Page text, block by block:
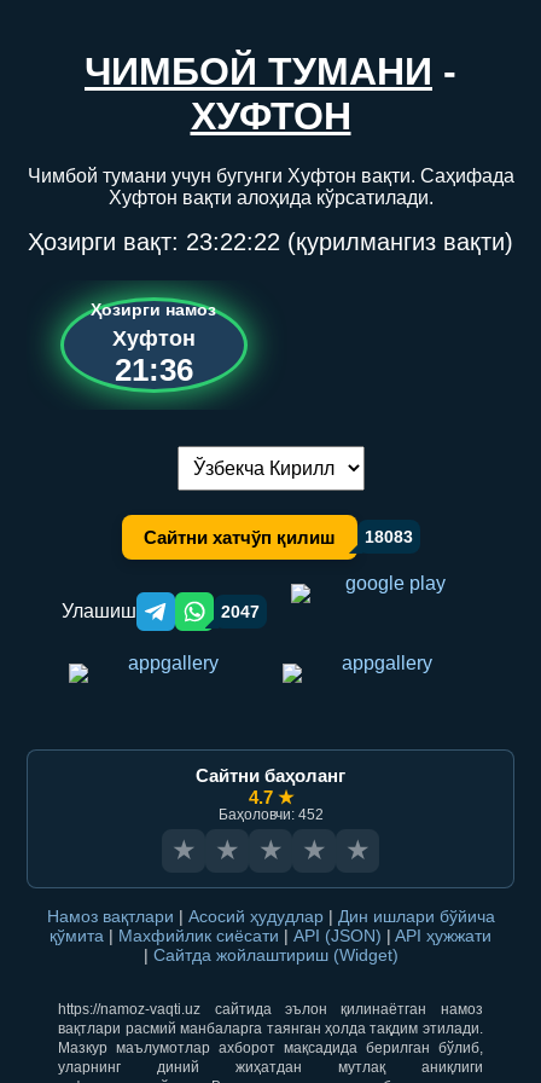
ЧИМБОЙ ТУМАНИ -
ХУФТОН
Чимбой тумани учун бугунги Хуфтон вақти. Саҳифада
Хуфтон вақти алоҳида кўрсатилади.
Ҳозирги вақт: 23:22:22 (қурилмангиз вақти)
Ҳозирги намоз
Хуфтон
21:36
Тилни алмаштириш:
Сайтни хатчўп қилиш 18083
Улашиш Telegram orqali ulashish
WhatsApp orqali ulashish
2047
Сайтни баҳоланг
4.7 ★
Баҳоловчи: 452
★ ★ ★ ★ ★
Намоз вақтлари | Асосий ҳудудлар | Дин ишлари бўйича
қўмита | Махфийлик сиёсати | API (JSON) | API ҳужжати
| Сайтда жойлаштириш (Widget)
https://namoz-vaqti.uz сайтида эълон қилинаётган намоз
вақтлари расмий манбаларга таянган ҳолда тақдим этилади.
Мазкур маълумотлар ахборот мақсадида берилган бўлиб,
уларнинг диний жиҳатдан мутлақ аниқлиги